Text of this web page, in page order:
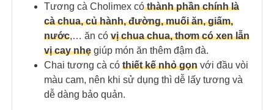
Tương cà Cholimex cóthành phần chính là
cà chua, củ hành, đường, muối ăn, giấm,
nước,… ăn có vị chua chua, thơm có xen lẫn
vị cay nhẹ giúp món ăn thêm đậm đà.
Chai tương cà có thiết kế nhỏ gọn với đầu vòi
màu cam, nên khi sử dụng thì dễ lấy tương và
dễ dàng bảo quản.